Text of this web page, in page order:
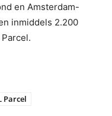
en Amsterdam-
inmiddels 2.200
Parcel